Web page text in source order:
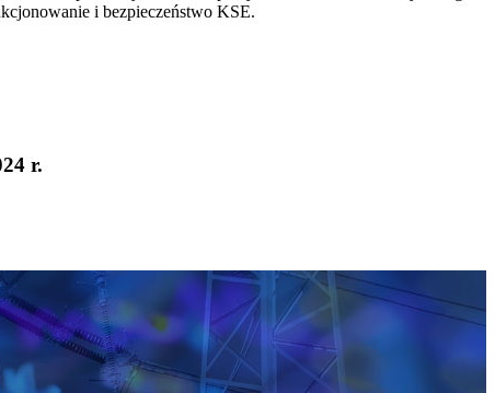
i bezpieczeństwo KSE.
r.